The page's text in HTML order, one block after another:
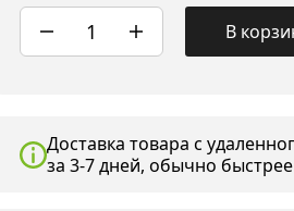
В
Доставка товара с
за 3-7 дней, обычно быстрее